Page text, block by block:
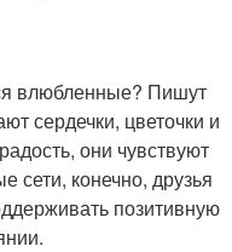
влюбленные? Пишут
сердечки, цветочки и
они чувствуют
сети, конечно, друзья
позитивную